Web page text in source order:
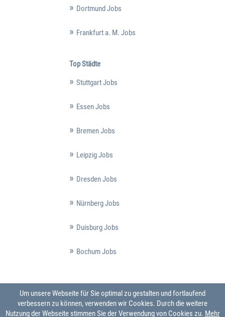
Dortmund Jobs
Frankfurt a. M. Jobs
Top Städte
Stuttgart Jobs
Essen Jobs
Bremen Jobs
Leipzig Jobs
Dresden Jobs
Nürnberg Jobs
Duisburg Jobs
Bochum Jobs
Um unsere Webseite für Sie optimal zu gestalten und fortlaufend
verbessern zu können, verwenden wir Cookies. Durch die weitere
Nutzung der Webseite stimmen Sie der Verwendung von Cookies zu. Mehr